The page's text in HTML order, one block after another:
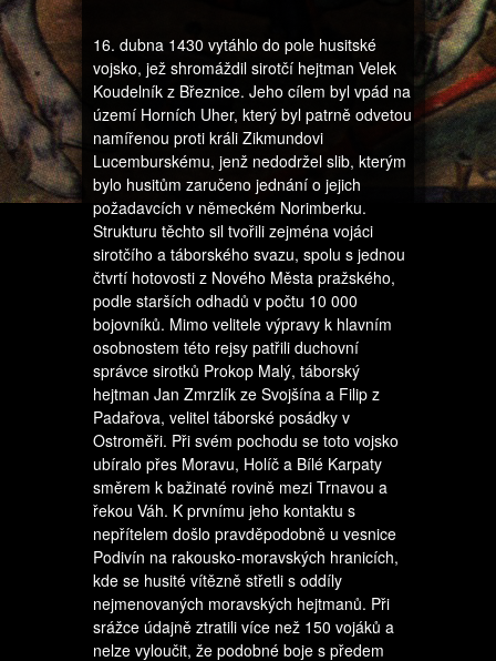
16. dubna 1430 vytáhlo do pole husitské
vojsko, jež shromáždil sirotčí hejtman Velek
Koudelník z Březnice. Jeho cílem byl vpád na
území Horních Uher, který byl patrně odvetou
namířenou proti králi Zikmundovi
Lucemburskému, jenž nedodržel slib, kterým
bylo husitům zaručeno jednání o jejich
požadavcích v německém Norimberku.
Strukturu těchto sil tvořili zejména vojáci
sirotčího a táborského svazu, spolu s jednou
čtvrtí hotovosti z Nového Města pražského,
podle starších odhadů v počtu 10 000
bojovníků. Mimo velitele výpravy k hlavním
osobnostem této rejsy patřili duchovní
správce sirotků Prokop Malý, táborský
hejtman Jan Zmrzlík ze Svojšína a Filip z
Padařova, velitel táborské posádky v
Ostroměři. Při svém pochodu se toto vojsko
ubíralo přes Moravu, Holíč a Bílé Karpaty
směrem k bažinaté rovině mezi Trnavou a
řekou Váh. K prvnímu jeho kontaktu s
nepřítelem došlo pravděpodobně u vesnice
Podivín na rakousko-moravských hranicích,
kde se husité vítězně střetli s oddíly
nejmenovaných moravských hejtmanů. Při
srážce údajně ztratili více než 150 vojáků a
nelze vyloučit, že podobné boje s předem